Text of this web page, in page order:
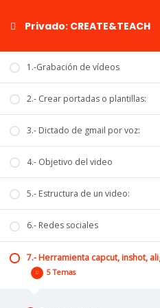
Privado: CREATE&TEACH
1.-Grabación de vídeos
2.- Crear portadas o plantillas:
3.- Dictado de gmail por voz:
4.- Objetivo del video
5.- Estructura de un video:
6.- Redes sociales
7.- Herramienta capcut, inshot,
5 Temas
Efecto túnel
Efecto túnel
1-Entras en instagram
Tiras una foto
Tres puntos derecha-dibujar
Seleccionas color negro
Le das a texto
Escribes una palabra y copias
una si es corta hasta cuatro
2- Una vez hecho esto lo
3- Vuelves a acceder a